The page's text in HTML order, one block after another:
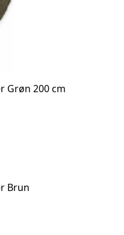
Grøn 200 cm
Brun